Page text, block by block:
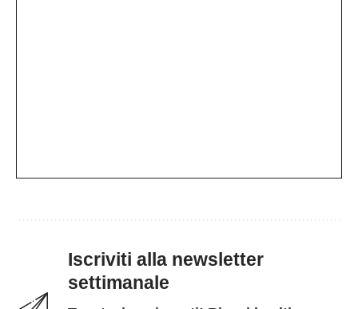
Iscriviti alla newsletter
settimanale